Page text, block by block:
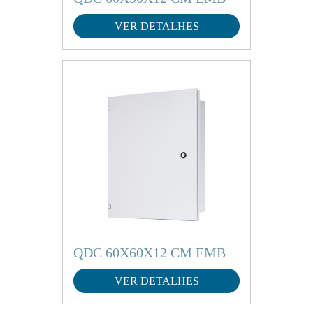
VER DETALHES
QDC 60X60X12 CM EMB
VER DETALHES